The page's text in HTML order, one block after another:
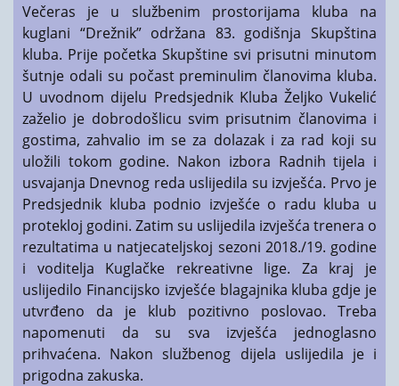
Večeras je u službenim prostorijama kluba na
kuglani “Drežnik” održana 83. godišnja Skupština
kluba. Prije početka Skupštine svi prisutni minutom
šutnje odali su počast preminulim članovima kluba.
U uvodnom dijelu Predsjednik Kluba Željko Vukelić
zaželio je dobrodošlicu svim prisutnim članovima i
gostima, zahvalio im se za dolazak i za rad koji su
uložili tokom godine. Nakon izbora Radnih tijela i
usvajanja Dnevnog reda uslijedila su izvješća. Prvo je
Predsjednik kluba podnio izvješće o radu kluba u
protekloj godini. Zatim su uslijedila izvješća trenera o
rezultatima u natjecateljskoj sezoni 2018./19. godine
i voditelja Kuglačke rekreativne lige. Za kraj je
uslijedilo Financijsko izvješće blagajnika kluba gdje je
utvrđeno da je klub pozitivno poslovao. Treba
napomenuti da su sva izvješća jednoglasno
prihvaćena. Nakon službenog dijela uslijedila je i
prigodna zakuska.